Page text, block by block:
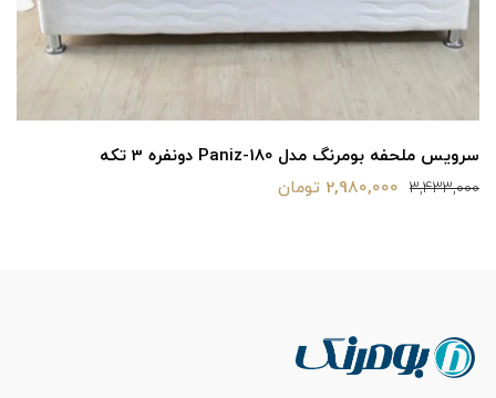
سرویس ملحفه بومرنگ مدل Paniz یکنفره 4 تکه
5,657,000 4,970,000 تومان